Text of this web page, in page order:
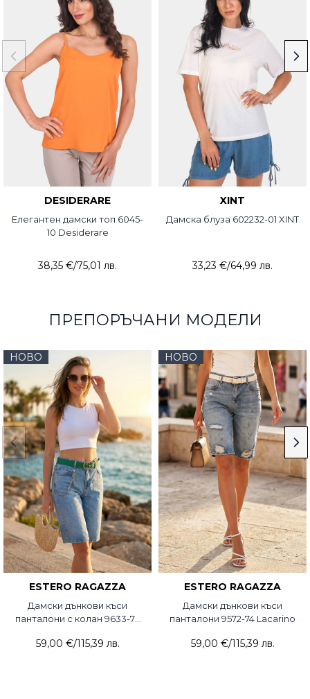
DESIDERARE
Елегантен дамски топ 6045-
10 Desiderare
38,35 €/75,01 лв.
XINT
Дамска блуза 602232-01 XINT
33,23 €/64,99 лв.
ПРЕПОРЪЧАНИ МОДЕЛИ
НОВО
ESTERO RAGAZZA
Дамски дънкови къси
панталони с колан 9633-74
59,00 €/115,39 лв.
НОВО
ESTERO RAGAZZA
Дамски дънкови къси
панталони 9572-74 Lacarino
59,00 €/115,39 лв.